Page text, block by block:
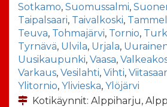
Sotkamo, Suomussalmi,
Taipalsaari, Taivalkoski,
Teuva, Tohmajärvi, Tornio,
Tyrnävä, Ulvila, Urjala,
Uusikaupunki, Vaasa,
Varkaus, Vesilahti, Vihti,
Ylitornio, Ylivieska, Ylöjärvi
Kotikäynnit: Alppiharju,